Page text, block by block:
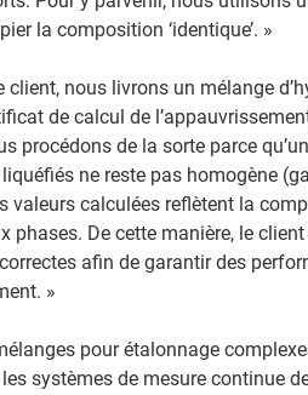
la composition ‘identique’. »
client, nous livrons un mélange
de calcul de
procédons de la sorte parce
ne reste pas homogène
valeurs calculées reflètent la
phases. De cette manière, le
afin de garantir des
»
pour étalonnage
systèmes de mesure continue